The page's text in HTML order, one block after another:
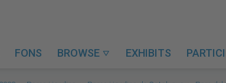
FONS BROWSE  EXHIBITS